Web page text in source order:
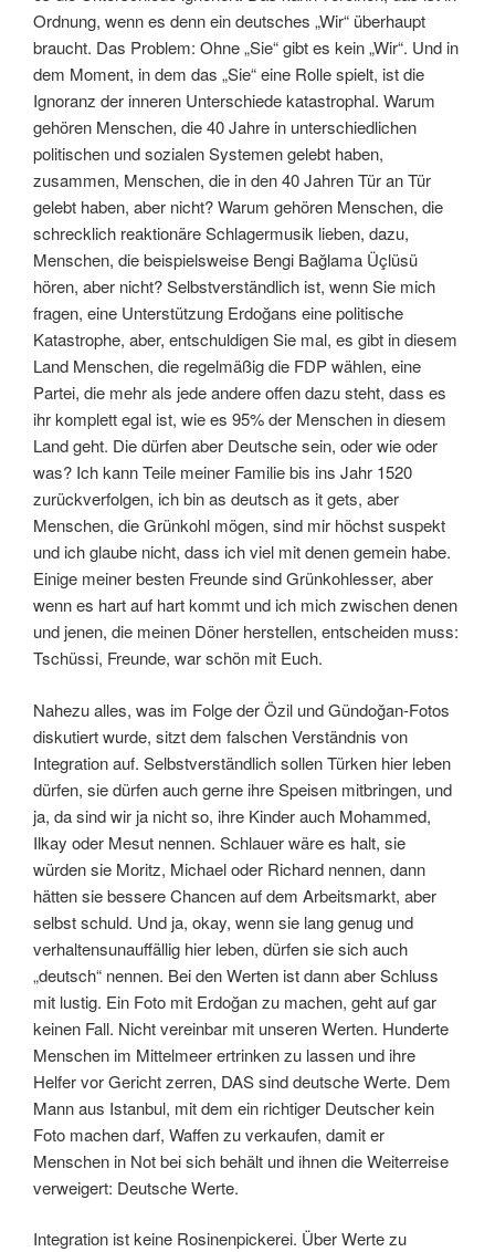
Ordnung, wenn es denn ein deutsches „Wir“ überhaupt
braucht. Das Problem: Ohne „Sie“ gibt es kein „Wir“. Und in
dem Moment, in dem das „Sie“ eine Rolle spielt, ist die
Ignoranz der inneren Unterschiede katastrophal. Warum
gehören Menschen, die 40 Jahre in unterschiedlichen
politischen und sozialen Systemen gelebt haben,
zusammen, Menschen, die in den 40 Jahren Tür an Tür
gelebt haben, aber nicht? Warum gehören Menschen, die
schrecklich reaktionäre Schlagermusik lieben, dazu,
Menschen, die beispielsweise Bengi Bağlama Üçlüsü
hören, aber nicht? Selbstverständlich ist, wenn Sie mich
fragen, eine Unterstützung Erdoğans eine politische
Katastrophe, aber, entschuldigen Sie mal, es gibt in diesem
Land Menschen, die regelmäßig die FDP wählen, eine
Partei, die mehr als jede andere offen dazu steht, dass es
ihr komplett egal ist, wie es 95% der Menschen in diesem
Land geht. Die dürfen aber Deutsche sein, oder wie oder
was? Ich kann Teile meiner Familie bis ins Jahr 1520
zurückverfolgen, ich bin as deutsch as it gets, aber
Menschen, die Grünkohl mögen, sind mir höchst suspekt
und ich glaube nicht, dass ich viel mit denen gemein habe.
Einige meiner besten Freunde sind Grünkohlesser, aber
wenn es hart auf hart kommt und ich mich zwischen denen
und jenen, die meinen Döner herstellen, entscheiden muss:
Tschüssi, Freunde, war schön mit Euch.
Nahezu alles, was im Folge der Özil und Gündoğan-Fotos
diskutiert wurde, sitzt dem falschen Verständnis von
Integration auf. Selbstverständlich sollen Türken hier leben
dürfen, sie dürfen auch gerne ihre Speisen mitbringen, und
ja, da sind wir ja nicht so, ihre Kinder auch Mohammed,
Ilkay oder Mesut nennen. Schlauer wäre es halt, sie
würden sie Moritz, Michael oder Richard nennen, dann
hätten sie bessere Chancen auf dem Arbeitsmarkt, aber
selbst schuld. Und ja, okay, wenn sie lang genug und
verhaltensunauffällig hier leben, dürfen sie sich auch
„deutsch“ nennen. Bei den Werten ist dann aber Schluss
mit lustig. Ein Foto mit Erdoğan zu machen, geht auf gar
keinen Fall. Nicht vereinbar mit unseren Werten. Hunderte
Menschen im Mittelmeer ertrinken zu lassen und ihre
Helfer vor Gericht zerren, DAS sind deutsche Werte. Dem
Mann aus Istanbul, mit dem ein richtiger Deutscher kein
Foto machen darf, Waffen zu verkaufen, damit er
Menschen in Not bei sich behält und ihnen die Weiterreise
verweigert: Deutsche Werte.
Integration ist keine Rosinenpickerei. Über Werte zu